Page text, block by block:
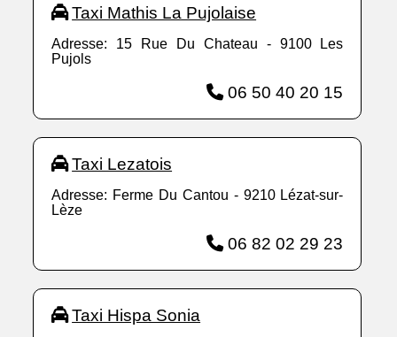
Taxi Mathis La Pujolaise
Adresse: 15 Rue Du Chateau - 9100 Les
Pujols
06 50 40 20 15
Taxi Lezatois
Adresse: Ferme Du Cantou - 9210 Lézat-sur-
Lèze
06 82 02 29 23
Taxi Hispa Sonia